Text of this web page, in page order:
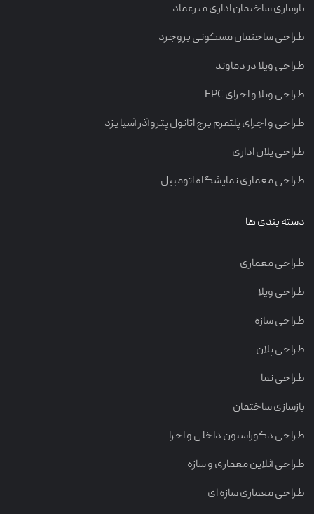
بازسازی ساختمان اداری میرعماد
طراحی ساختمان مسکونی بروجرد
طراحی ویلا در دماوند
طراحی ویلا و اجرای EPC
طراحی و اجرای پلتفرم برج اتانول پتروآذر آسیا یزد
طراحی پلان اداری
طراحی معماری نمایشگاه اتومبیل
دسته بندی ها
طراحی معماری
طراحی ویلا
طراحی سازه
طراحی پلان
طراحی نما
بازسازی ساختمان
طراحی دکوراسیون داخلی و اجرا
طراحی آنلاین معماری و سازه
طراحی معماری سازه ای